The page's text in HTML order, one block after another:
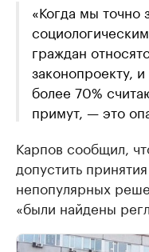
«Когда мы точно
граждан
законопроекту,
более 70%
примут, — это
Карпов сообщил,
допустить
непопулярных
«были найдены